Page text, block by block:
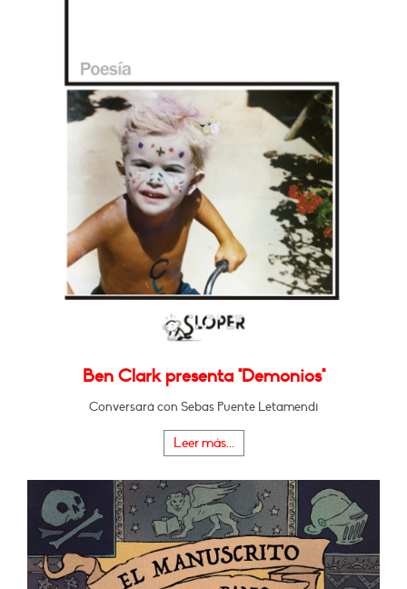
Ben Clark presenta "Demonios"
Conversará con Sebas Puente Letamendi
Leer más...